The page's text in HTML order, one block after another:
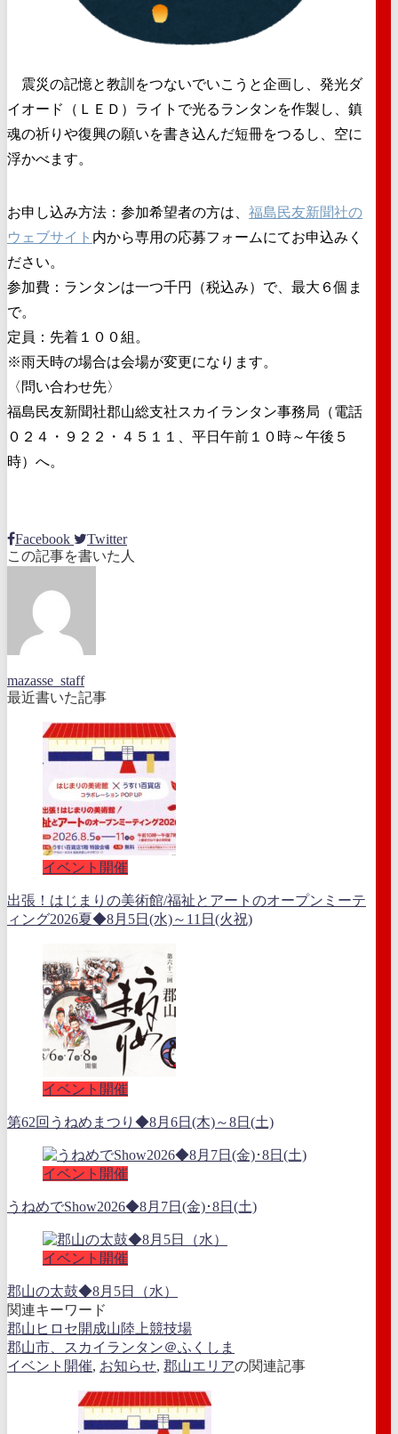
震災の記憶と教訓をつないでいこうと企画し、発光ダ
イオード（ＬＥＤ）ライトで光るランタンを作製し、鎮
魂の祈りや復興の願いを書き込んだ短冊をつるし、空に
浮かべます。
お申し込み方法：参加希望者の方は、 福島民友新聞社の
ウェブサイト 内から専用の応募フォームにてお申込みく
ださい。
参加費：ランタンは一つ千円（税込み）で、最大６個ま
で。
定員：先着１００組。
※雨天時の場合は会場が変更になります。
〈問い合わせ先〉
福島民友新聞社郡山総支社スカイランタン事務局（電話
０２４・９２２・４５１１、平日午前１０時～午後５
時）へ。
Facebook
Twitter
この記事を書いた人
mazasse_staff
最近書いた記事
イベント開催
出張！はじまりの美術館/福祉とアートのオープンミーテ
ィング2026夏◆8月5日(水)～11日(火祝)
イベント開催
第62回うねめまつり◆8月6日(木)～8日(土)
イベント開催
うねめでShow2026◆8月7日(金)･8日(土)
イベント開催
郡山の太鼓◆8月5日（水）
関連キーワード
郡山ヒロセ開成山陸上競技場
郡山市、スカイランタン＠ふくしま
イベント開催, お知らせ, 郡山エリアの関連記事